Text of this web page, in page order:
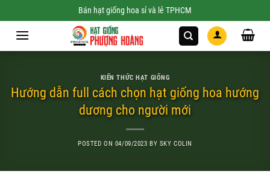
to
content
Bán hạt giống hoa sỉ và lẻ TPHCM
KIẾN THỨC HẠT GIỐNG
Hướng dẫn full cách chọn hạt giống hoa hướng
dương cho người mới
POSTED ON 04/09/2023 BY SKY COLIN